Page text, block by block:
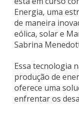
Energia, uma
de maneira
eólica, solar e
Sabrina
Essa tecnologia
produção de
oferece uma
enfrentar os